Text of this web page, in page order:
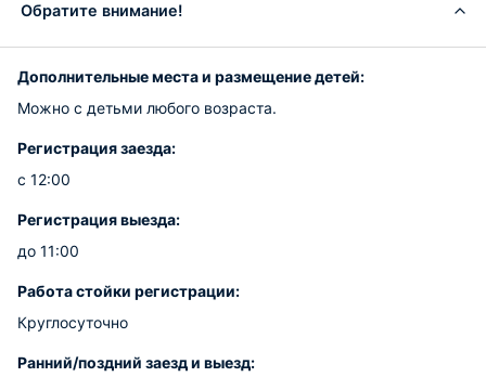
Обратите внимание!
Дополнительные места и размещение детей:
Можно с детьми любого возраста.
Регистрация заезда:
с 12:00
Регистрация выезда:
до 11:00
Работа стойки регистрации:
Круглосуточно
Ранний/поздний заезд и выезд: